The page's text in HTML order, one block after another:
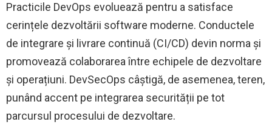
Practicile DevOps evoluează pentru a satisface
cerințele dezvoltării software moderne. Conductele
de integrare și livrare continuă (CI/CD) devin norma și
promovează colaborarea între echipele de dezvoltare
și operațiuni. DevSecOps câștigă, de asemenea, teren,
punând accent pe integrarea securității pe tot
parcursul procesului de dezvoltare.